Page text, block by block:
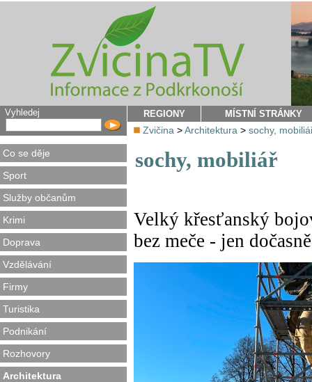
Vyhledej
Co se děje
Sport
Služby občanům
Krimi
Doprava
Vzdělávání
Firmy
Turistika
Podnikání
Rozhovory
Architektura
REGIONY MÍSTNÍ STRÁNKY
Zvičina >Architektura > sochy,
sochy, mobiliář
Velký křesťanský
bez meče - jen dočasně